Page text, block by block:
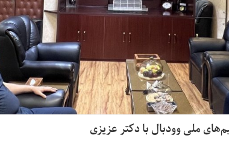
ملی وودبال با دکتر عزیزی